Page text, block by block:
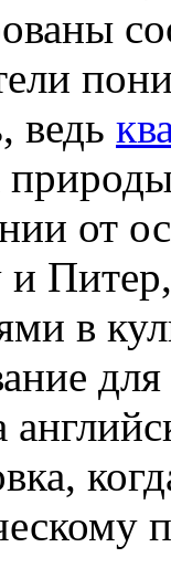
ведь
от
в